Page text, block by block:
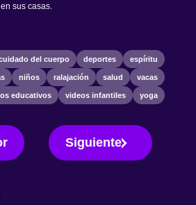
sus casas.
del cuerpo deportes espíritu
niños ralajación salud vacas
educativos videos infantiles yoga
Siguiente